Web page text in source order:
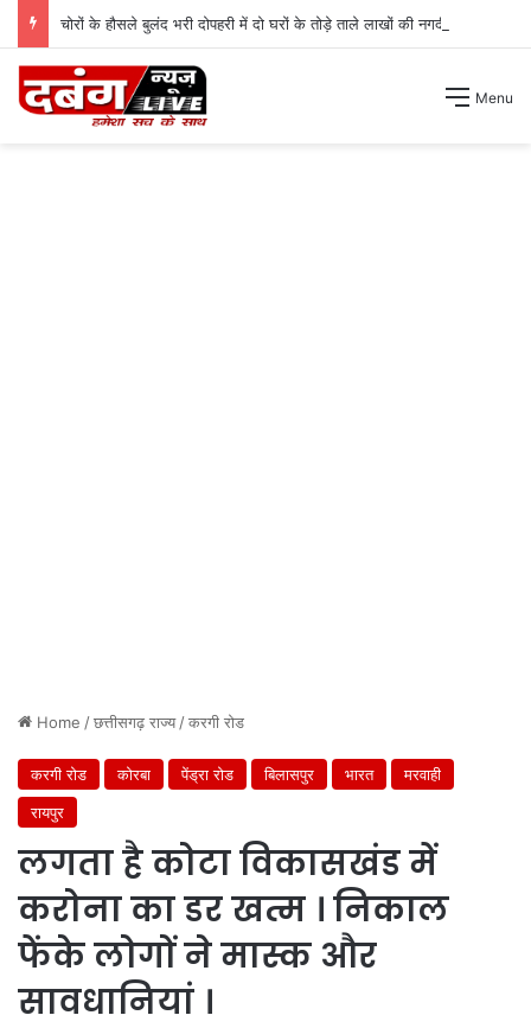
Menu
Home /छत्तीसगढ़ राज्य/करगी रोड
करगी रोड कोरबा पेंड्रा रोड बिलासपुर भारत
मरवाही
रायपुर
लगता है कोटा विकासखंड में
करोना का डर खत्म । निकाल
फेंके लोगों ने मास्क और
सावधानियां ।